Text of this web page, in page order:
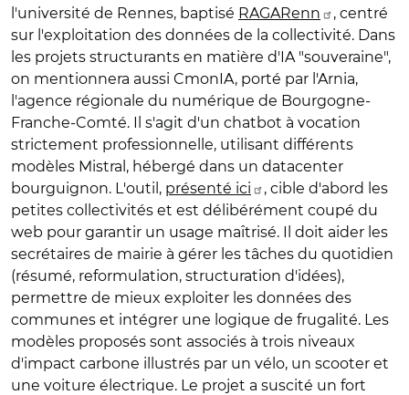
l'université de Rennes, baptisé RAGARenn
, centré
sur l'exploitation des données de la collectivité. Dans
les projets structurants en matière d'IA "souveraine",
on mentionnera aussi CmonIA, porté par l'Arnia,
l'agence régionale du numérique de Bourgogne-
Franche-Comté. Il s'agit d'un chatbot à vocation
strictement professionnelle, utilisant différents
modèles Mistral, hébergé dans un datacenter
bourguignon. L'outil, présenté ici
, cible d'abord les
petites collectivités et est délibérément coupé du
web pour garantir un usage maîtrisé. Il doit aider les
secrétaires de mairie à gérer les tâches du quotidien
(résumé, reformulation, structuration d'idées),
permettre de mieux exploiter les données des
communes et intégrer une logique de frugalité. Les
modèles proposés sont associés à trois niveaux
d'impact carbone illustrés par un vélo, un scooter et
une voiture électrique. Le projet a suscité un fort